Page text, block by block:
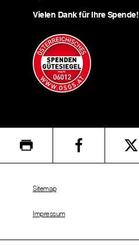
Vielen Dank für Ihre Spende!
Sitemap
Impressum